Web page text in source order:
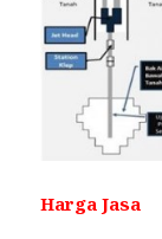
Harga Jasa